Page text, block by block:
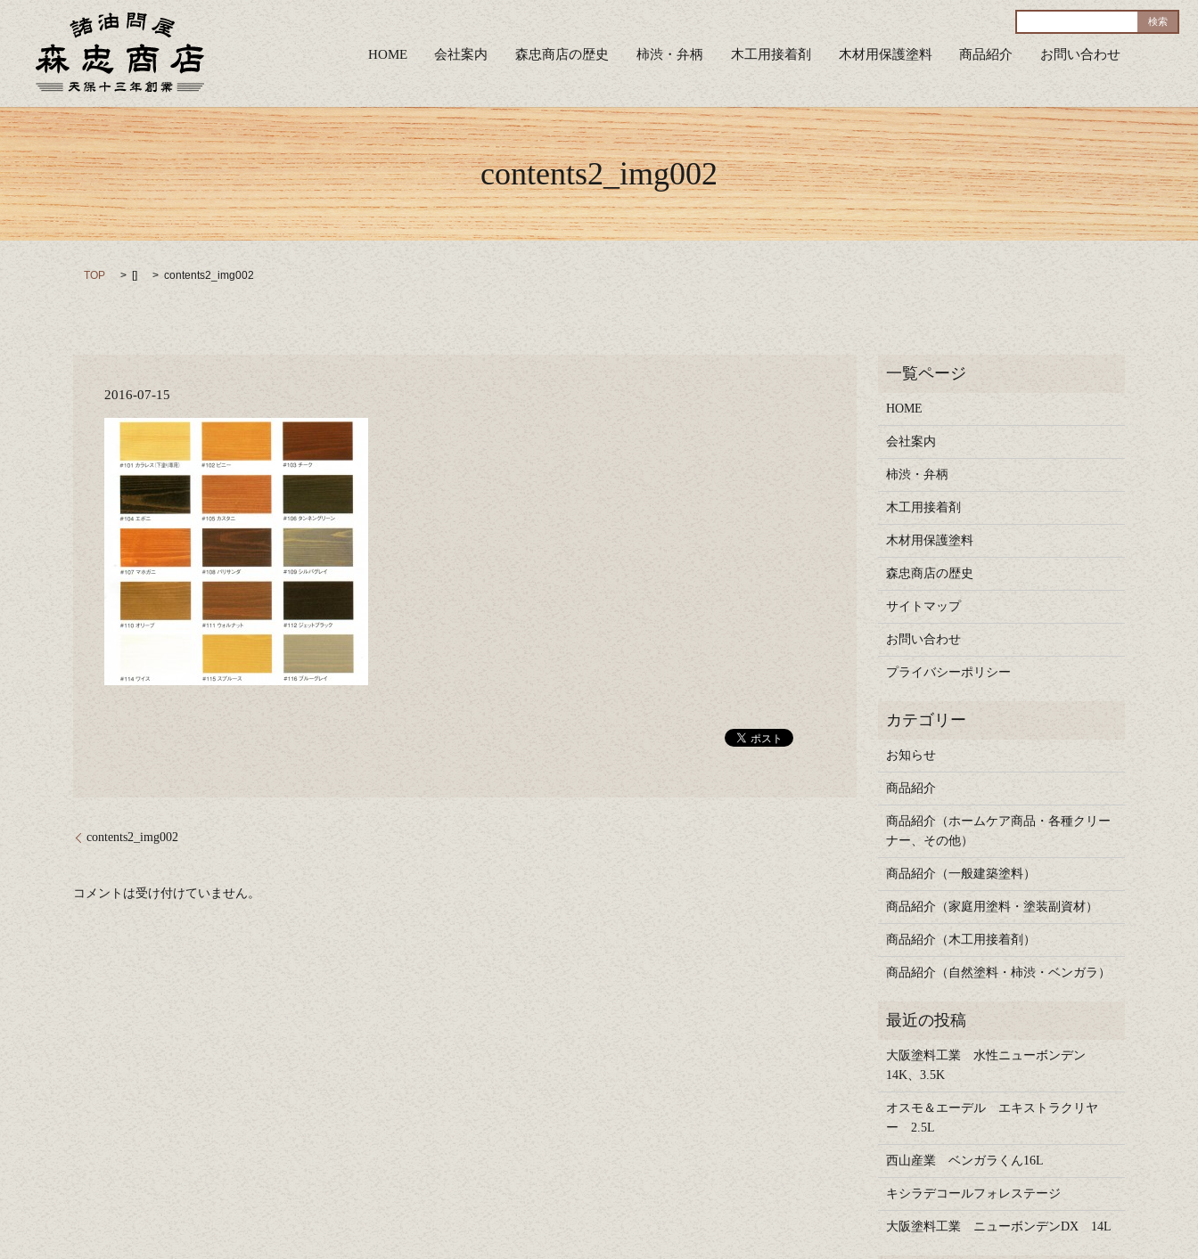
HOME 会社案内 森忠商店の歴史 柿渋・弁柄 木工用接着剤 木材用保護塗料 商品紹介 お問い合わせ
contents2_img002
TOP [] contents2_img002
2016-07-15
contents2_img002
コメントは受け付けていません。
HOME
会社案内
柿渋・弁柄
木工用接着剤
木材用保護塗料
森忠商店の歴史
サイトマップ
お問い合わせ
プライバシーポリシー
お知らせ
商品紹介
商品紹介（ホームケア商品・各種クリー
ナー、その他）
商品紹介（一般建築塗料）
商品紹介（家庭用塗料・塗装副資材）
商品紹介（木工用接着剤）
商品紹介（自然塗料・柿渋・ベンガラ）
大阪塗料工業 水性ニューボンデン
14K、3.5K
オスモ＆エーデル エキストラクリヤ
ー 2.5L
西山産業 ベンガラくん16L
キシラデコールフォレステージ
大阪塗料工業 ニューボンデンDX 14L